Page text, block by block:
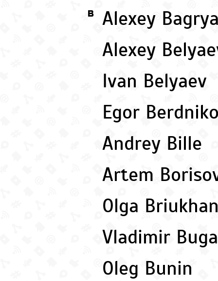
B
Alexey
Alexey
Ivan Belyaev
Egor
Andrey Bille
Artem
Olga
Vladimir
Oleg Bunin